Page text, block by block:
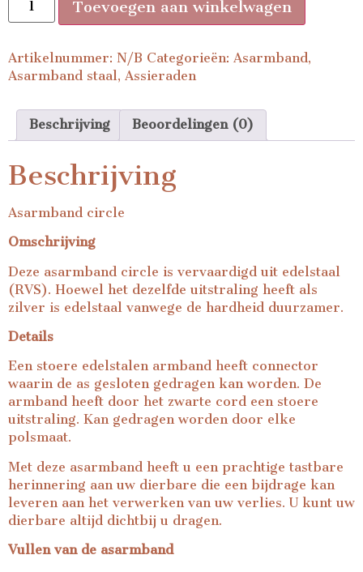
Toevoegen aan winkelwagen
Artikelnummer: N/B Categorieën: Asarmband ,
Asarmband staal , Assieraden
Beschrijving Beoordelingen (0)
Beschrijving
Asarmband circle
Omschrijving
Deze asarmband circle is vervaardigd uit edelstaal
(RVS). Hoewel het dezelfde uitstraling heeft als
zilver is edelstaal vanwege de hardheid duurzamer.
Details
Een stoere edelstalen armband heeft connector
waarin de as gesloten gedragen kan worden. De
armband heeft door het zwarte cord een stoere
uitstraling. Kan gedragen worden door elke
polsmaat.
Met deze asarmband heeft u een prachtige tastbare
herinnering aan uw dierbare die een bijdrage kan
leveren aan het verwerken van uw verlies. U kunt uw
dierbare altijd dichtbij u dragen.
Vullen van de asarmband